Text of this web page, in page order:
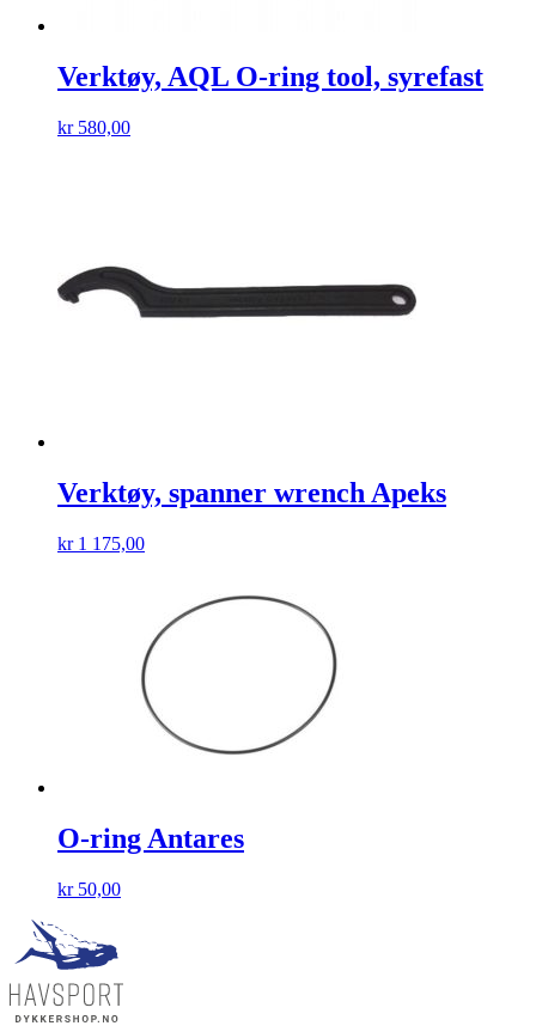
Verktøy, AQL O-ring tool, syrefast
kr580,00
Verktøy, spanner wrench Apeks
kr1 175,00
O-ring Antares
kr50,00